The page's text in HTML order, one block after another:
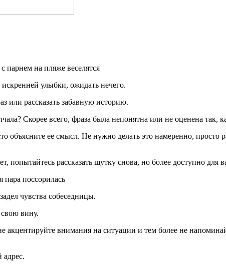
улыбки, ожидать нечего.
или рассказать забавную историю.
Скорее всего, фраза была непонятна или не оценена так,
объясните ее смысл. Не нужно делать это намеренно, просто
попытайтесь рассказать шутку снова, но более доступно для
чувства собеседницы.
вину.
внимания на ситуации и тем более не